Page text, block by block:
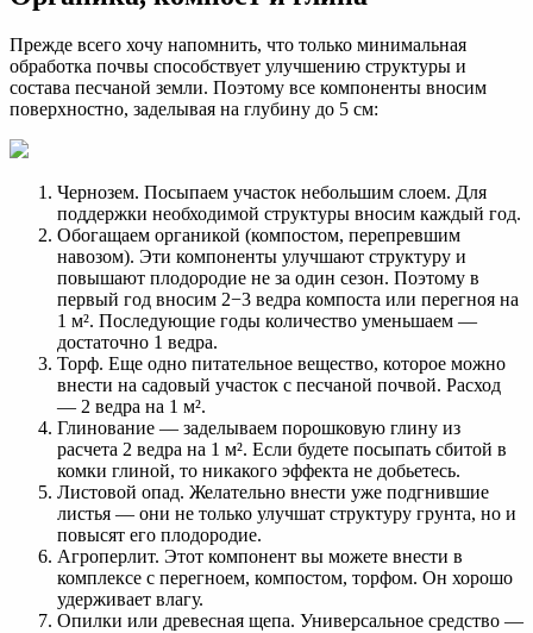
Прежде всего хочу напомнить, что только минимальная
обработка почвы способствует улучшению структуры и
состава песчаной земли. Поэтому все компоненты вносим
поверхностно, заделывая на глубину до 5 см:
Чернозем. Посыпаем участок небольшим слоем. Для
поддержки необходимой структуры вносим каждый год.
Обогащаем органикой (компостом, перепревшим
навозом). Эти компоненты улучшают структуру и
повышают плодородие не за один сезон. Поэтому в
первый год вносим 2−3 ведра компоста или перегноя на
1 м². Последующие годы количество уменьшаем —
достаточно 1 ведра.
Торф. Еще одно питательное вещество, которое можно
внести на садовый участок с песчаной почвой. Расход
— 2 ведра на 1 м².
Глинование — заделываем порошковую глину из
расчета 2 ведра на 1 м². Если будете посыпать сбитой в
комки глиной, то никакого эффекта не добьетесь.
Листовой опад. Желательно внести уже подгнившие
листья — они не только улучшат структуру грунта, но и
повысят его плодородие.
Агроперлит. Этот компонент вы можете внести в
комплексе с перегноем, компостом, торфом. Он хорошо
удерживает влагу.
Опилки или древесная щепа. Универсальное средство —